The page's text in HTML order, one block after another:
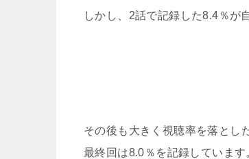
しかし、2話で記録した8.4％が
その後も大きく視聴率を落とし
最終回は8.0％を記録しています